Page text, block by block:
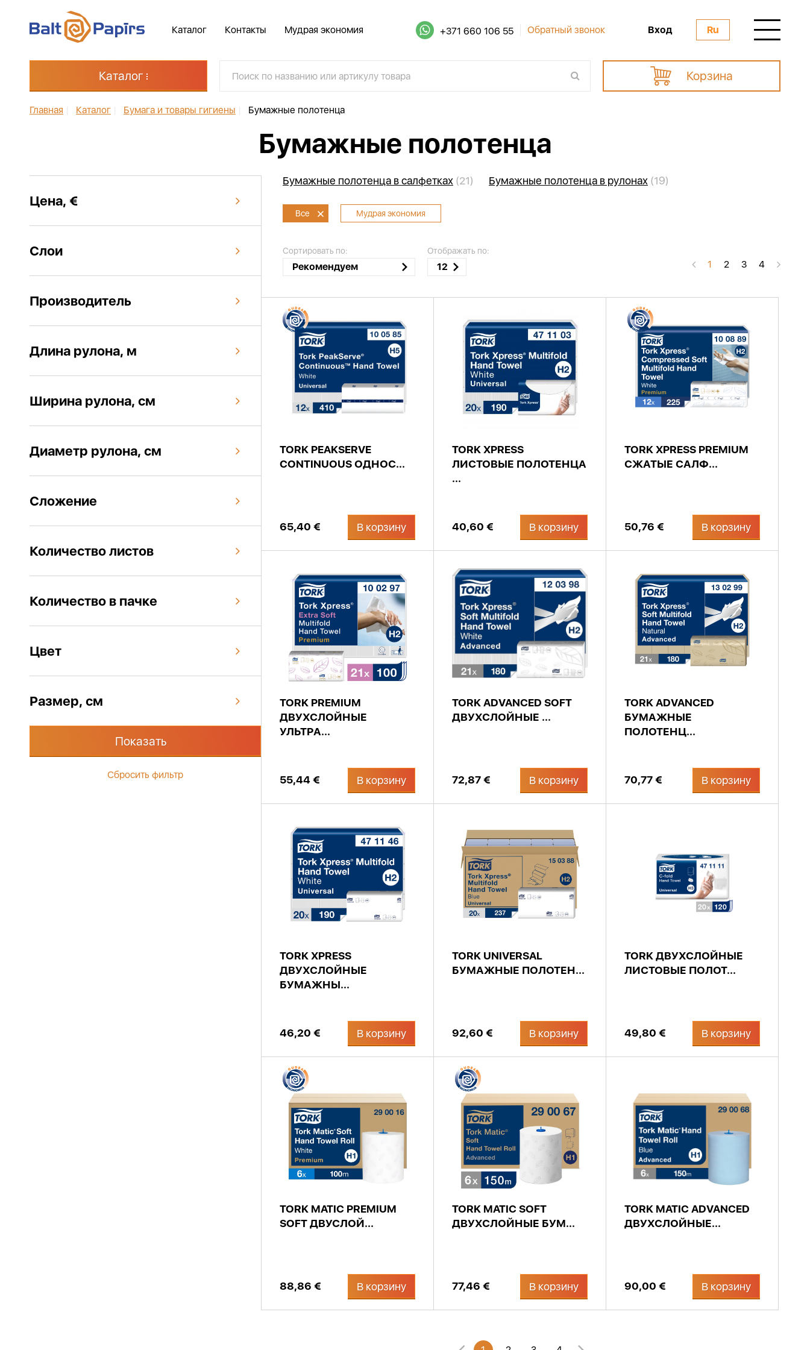
Каталог Контакты Мудрая экономия +371 660 106 55 Обратный звонок Вход Ru
Каталог Корзина
Главная Каталог Бумага и товары гигиены Бумажные полотенца
Бумажные полотенца
Цена, €
Слои
Производитель
Длина рулона, м
Ширина рулона, см
Диаметр рулона, см
Сложение
Количество листов
Количество в пачке
Цвет
Размер, см
Показать
Сбросить фильтр
Бумажные полотенца в салфетках (21) Бумажные полотенца в рулонах (19)
Все Мудрая экономия
Сортировать по:
Рекомендуем
Отображать по:
12 1 2 3 4
TORK PEAKSERVE
CONTINUOUS ОДНОС...
65,40 € В корзину
TORK XPRESS
ЛИСТОВЫЕ ПОЛОТЕНЦА
...
40,60 € В корзину
TORK XPRESS PREMIUM
СЖАТЫЕ САЛФ...
50,76 € В корзину
TORK PREMIUM
ДВУХСЛОЙНЫЕ
УЛЬТРА...
55,44 € В корзину
TORK ADVANCED SOFT
ДВУХСЛОЙНЫЕ ...
72,87 € В корзину
TORK ADVANCED
БУМАЖНЫЕ
ПОЛОТЕНЦ...
70,77 € В корзину
TORK XPRESS
ДВУХСЛОЙНЫЕ
БУМАЖНЫ...
46,20 € В корзину
TORK UNIVERSAL
БУМАЖНЫЕ ПОЛОТЕН...
92,60 € В корзину
TORK ДВУХСЛОЙНЫЕ
ЛИСТОВЫЕ ПОЛОТ...
49,80 € В корзину
TORK MATIC PREMIUM
SOFT ДВУСЛОЙ...
88,86 € В корзину
TORK MATIC SOFT
ДВУХСЛОЙНЫЕ БУМ...
77,46 € В корзину
TORK MATIC ADVANCED
ДВУХСЛОЙНЫЕ...
90,00 € В корзину